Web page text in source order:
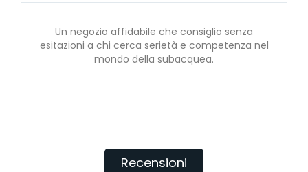
Un negozio affidabile che consiglio senza
esitazioni a chi cerca serietà e competenza nel
mondo della subacquea.
Recensioni